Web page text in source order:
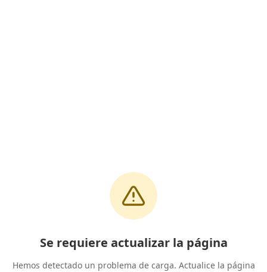
Se requiere actualizar la página
Hemos detectado un problema de carga. Actualice la página